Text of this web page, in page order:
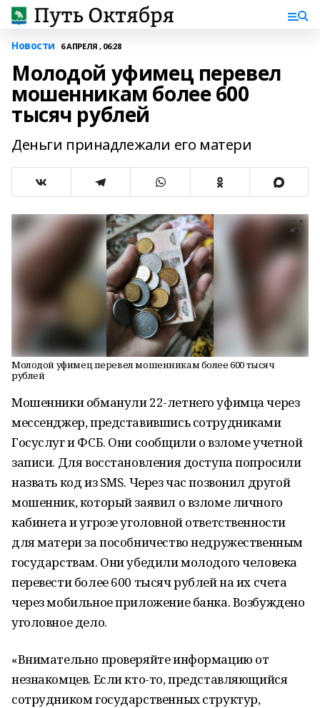
Новости 6 АПРЕЛЯ , 06:28
Молодой уфимец перевел
мошенникам более 600
тысяч рублей
Деньги принадлежали его матери
Молодой уфимец перевел мошенникам более 600 тысяч
рублей
Мошенники обманули 22-летнего уфимца через
мессенджер, представившись сотрудниками
Госуслуг и ФСБ. Они сообщили о взломе учетной
записи. Для восстановления доступа попросили
назвать код из SMS. Через час позвонил другой
мошенник, который заявил о взломе личного
кабинета и угрозе уголовной ответственности
для матери за пособничество недружественным
государствам. Они убедили молодого человека
перевести более 600 тысяч рублей на их счета
через мобильное приложение банка. Возбуждено
уголовное дело.
«Внимательно проверяйте информацию от
незнакомцев. Если кто-то, представляющийся
сотрудником государственных структур,